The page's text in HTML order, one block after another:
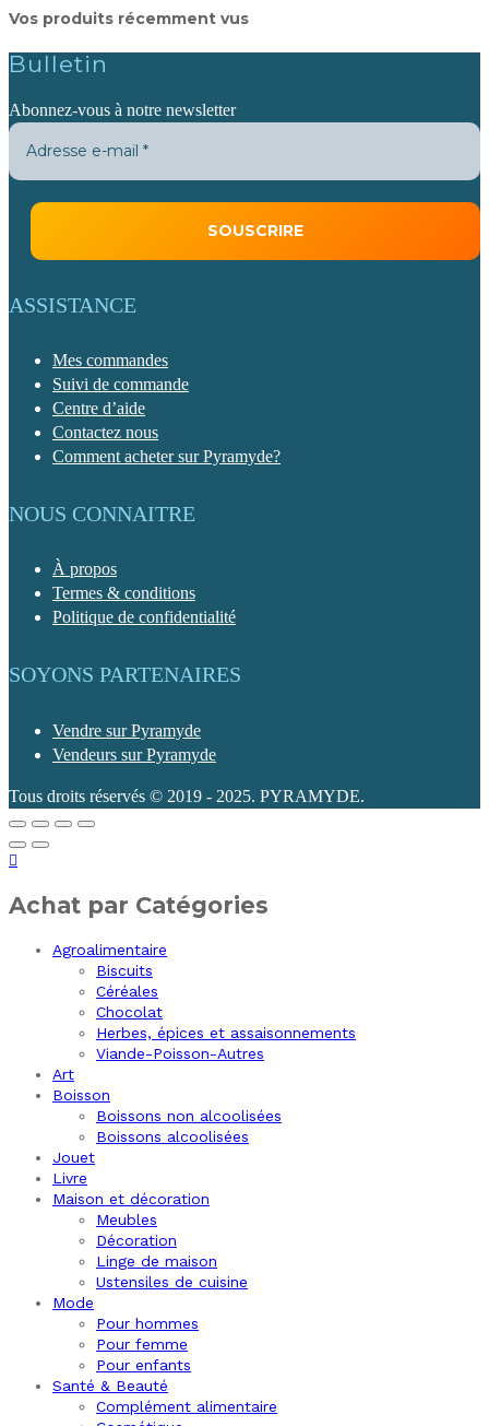
Vos produits récemment vus
Bulletin
Abonnez-vous à notre newsletter
ASSISTANCE
Mes commandes
Suivi de commande
Centre d’aide
Contactez nous
Comment acheter sur Pyramyde?
NOUS CONNAITRE
À propos
Termes & conditions
Politique de confidentialité
SOYONS PARTENAIRES
Vendre sur Pyramyde
Vendeurs sur Pyramyde
Tous droits réservés © 2019 - 2025. PYRAMYDE.
Achat par Catégories
Agroalimentaire
Biscuits
Céréales
Chocolat
Herbes, épices et assaisonnements
Viande-Poisson-Autres
Art
Boisson
Boissons non alcoolisées
Boissons alcoolisées
Jouet
Livre
Maison et décoration
Meubles
Décoration
Linge de maison
Ustensiles de cuisine
Mode
Pour hommes
Pour femme
Pour enfants
Santé & Beauté
Complément alimentaire